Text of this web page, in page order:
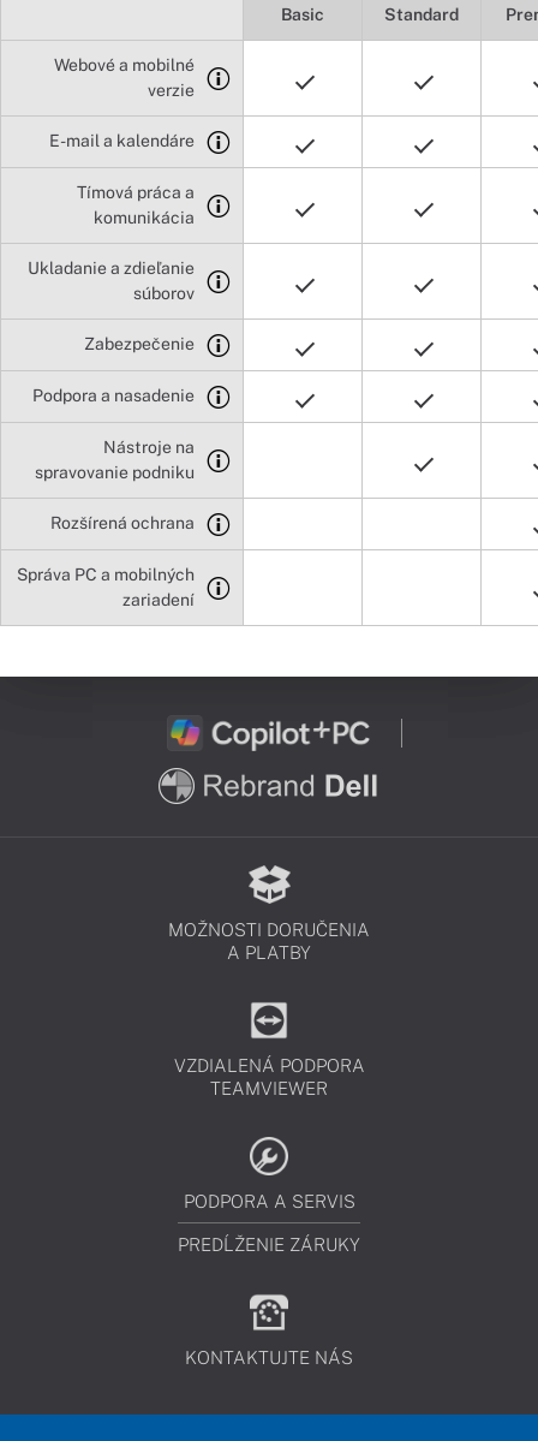
Basic
Standard
Webové a mobilné
verzie
E-mail a kalendáre
Tímová práca a
komunikácia
Ukladanie a zdieľanie
súborov
Zabezpečenie
Podpora a nasadenie
Nástroje na
spravovanie podniku
Rozšírená ochrana
Správa PC a mobilných
zariadení
MOŽNOSTI DORUČENIA
A PLATBY
VZDIALENÁ PODPORA
TEAMVIEWER
PODPORA A SERVIS
PREDĹŽENIE ZÁRUKY
KONTAKTUJTE NÁS